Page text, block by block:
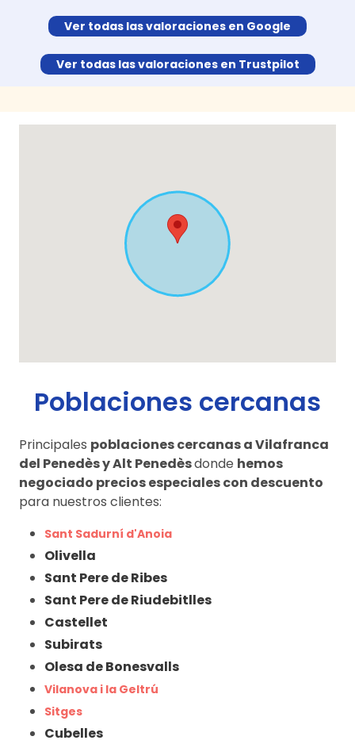
Ver todas las valoraciones en Google
Ver todas las valoraciones en Trustpilot
Poblaciones cercanas
Principales poblaciones cercanas a Vilafranca
del Penedès y Alt Penedèsdonde hemos
negociado precios especiales con descuento
para nuestros clientes:
Sant Sadurní d'Anoia
Olivella
Sant Pere de Ribes
Sant Pere de Riudebitlles
Castellet
Subirats
Olesa de Bonesvalls
Vilanova i la Geltrú
Sitges
Cubelles